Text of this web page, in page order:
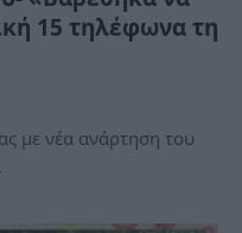
15 τηλέφωνα τη
με νέα ανάρτηση του